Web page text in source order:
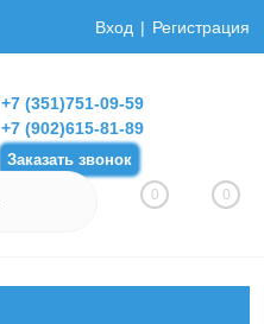
Вход Регистрация
+7 (351)751-09-59
+7 (902)615-81-89
Заказать звонок
0 0